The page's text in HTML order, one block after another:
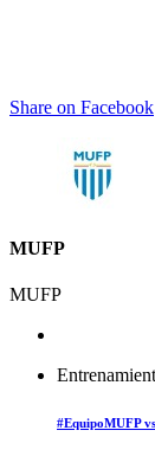
Share on Facebook
MUFP
MUFP
#EquipoMUFP